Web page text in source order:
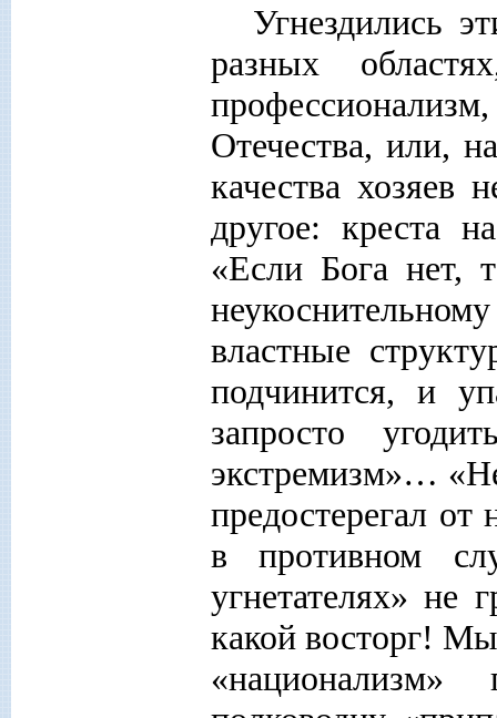
Угнездились
разных
Отечества, или,
качества хозяев
другое: креста
«Если Бога нет,
властные
подчинится, и
запросто
экстремизм»…
предостерегал
в противном
угнетателях» не
какой восторг!
«национализм»